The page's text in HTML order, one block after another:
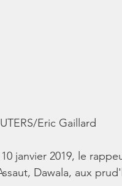
Eric Gaillard
janvier 2019, le
Dawala, aux